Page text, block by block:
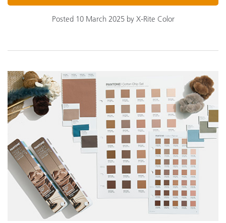
Posted 10 March 2025 by X-Rite Color